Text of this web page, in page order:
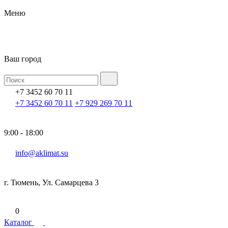
Меню
Ваш город
+7 3452 60 70 11
+7 3452 60 70 11 +7 929 269 70 11
9:00 - 18:00
info@aklimat.su
г. Тюмень, Ул. Самарцева 3
0
Каталог